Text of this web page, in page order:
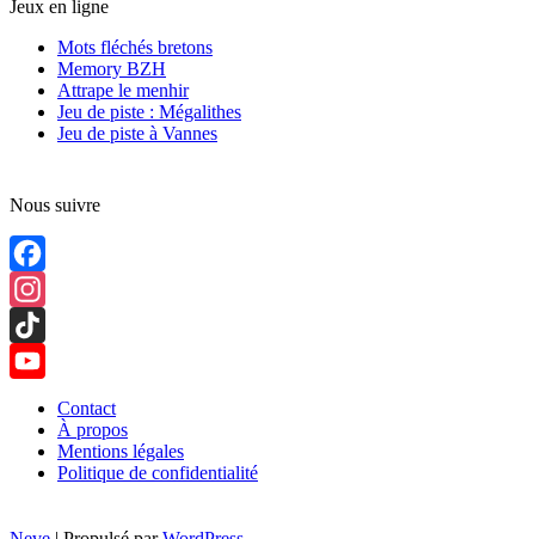
Jeux en ligne
Mots fléchés bretons
Memory BZH
Attrape le menhir
Jeu de piste : Mégalithes
Jeu de piste à Vannes
Nous suivre
Facebook
Instagram
TikTok
Channel
Contact
À propos
Mentions légales
Politique de confidentialité